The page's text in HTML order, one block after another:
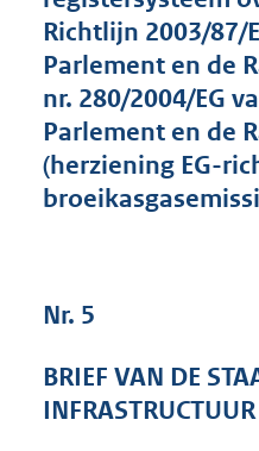
Richtlijn 2003/87/
Parlement en de
nr. 280/2004/EG
Parlement en de
(herziening EG-
Nr. 5
BRIEF VAN DE